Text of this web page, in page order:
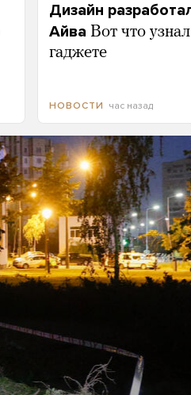
Дизайн
Айва Вот что
гаджете
НОВОСТИ час назад